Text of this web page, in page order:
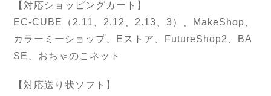
【対応ショッピングカート】
EC-CUBE（2.11、2.12、2.13、3）、MakeShop、
カラーミーショップ、Eストア、FutureShop2、BA
SE、おちゃのこネット
【対応送り状ソフト】